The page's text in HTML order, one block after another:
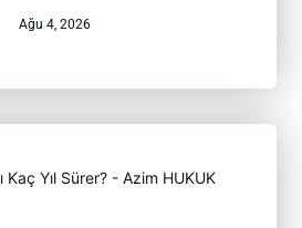
Ağu 4, 2026